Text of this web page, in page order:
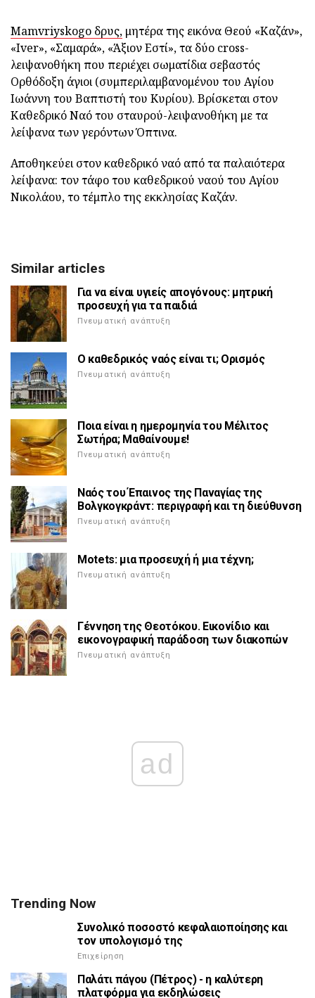
Mamvriyskogo δρυς, μητέρα της εικόνα Θεού «Καζάν»,
«Iver», «Σαμαρά», «Άξιον Εστί», τα δύο cross-
λειψανοθήκη που περιέχει σωματίδια σεβαστός
Ορθόδοξη άγιοι (συμπεριλαμβανομένου του Αγίου
Ιωάννη του Βαπτιστή του Κυρίου). Βρίσκεται στον
Καθεδρικό Ναό του σταυρού-λειψανοθήκη με τα
λείψανα των γερόντων Όπτινα.
Αποθηκεύει στον καθεδρικό ναό από τα παλαιότερα
λείψανα: τον τάφο του καθεδρικού ναού του Αγίου
Νικολάου, το τέμπλο της εκκλησίας Καζάν.
Similar articles
Για να είναι υγιείς απογόνους: μητρική
προσευχή για τα παιδιά
Πνευματική ανάπτυξη
Ο καθεδρικός ναός είναι τι; Ορισμός
Πνευματική ανάπτυξη
Ποια είναι η ημερομηνία του Μέλιτος
Σωτήρα; Μαθαίνουμε!
Πνευματική ανάπτυξη
Ναός του Έπαινος της Παναγίας της
Βολγκογκράντ: περιγραφή και τη διεύθυνση
Πνευματική ανάπτυξη
Motets: μια προσευχή ή μια τέχνη;
Πνευματική ανάπτυξη
Γέννηση της Θεοτόκου. Εικονίδιο και
εικονογραφική παράδοση των διακοπών
Πνευματική ανάπτυξη
ad
Trending Now
Συνολικό ποσοστό κεφαλαιοποίησης και
τον υπολογισμό της
Επιχείρηση
Παλάτι πάγου (Πέτρος) - η καλύτερη
πλατφόρμα για εκδηλώσεις